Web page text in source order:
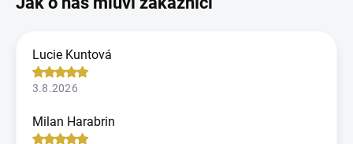
Lucie Kuntová
3.8.2026
Milan Harabrin